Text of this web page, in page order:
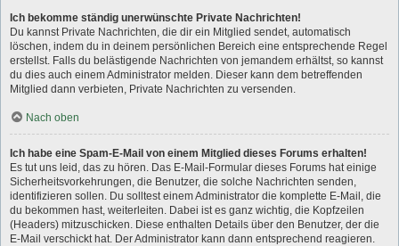
Ich bekomme ständig unerwünschte Private Nachrichten!
Du kannst Private Nachrichten, die dir ein Mitglied sendet, automatisch
löschen, indem du in deinem persönlichen Bereich eine entsprechende Regel
erstellst. Falls du belästigende Nachrichten von jemandem erhältst, so kannst
du dies auch einem Administrator melden. Dieser kann dem betreffenden
Mitglied dann verbieten, Private Nachrichten zu versenden.
Nach oben
Ich habe eine Spam-E-Mail von einem Mitglied dieses Forums erhalten!
Es tut uns leid, das zu hören. Das E-Mail-Formular dieses Forums hat einige
Sicherheitsvorkehrungen, die Benutzer, die solche Nachrichten senden,
identifizieren sollen. Du solltest einem Administrator die komplette E-Mail, die
du bekommen hast, weiterleiten. Dabei ist es ganz wichtig, die Kopfzeilen
(Headers) mitzuschicken. Diese enthalten Details über den Benutzer, der die
E-Mail verschickt hat. Der Administrator kann dann entsprechend reagieren.